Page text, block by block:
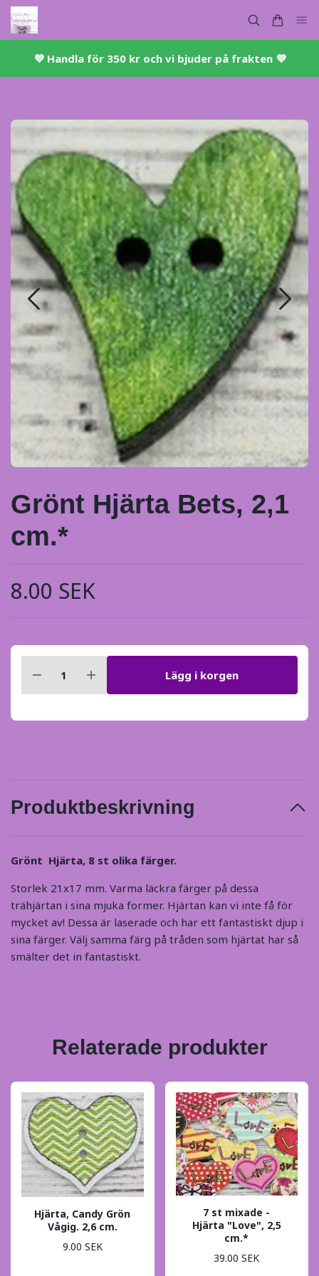
💜 ​Handla för 350 kr och vi bjuder på frakten 💜​
Grönt Hjärta Bets, 2,1
cm.*
8.00 SEK
Lägg i korgen
Produktbeskrivning
Grönt Hjärta, 8 st olika färger.
Storlek 21x17 mm. Varma läckra färger på dessa
trähjärtan i sina mjuka former. Hjärtan kan vi inte få för
mycket av! Dessa är laserade och har ett fantastiskt djup i
sina färger. Välj samma färg på tråden som hjärtat har så
smälter det in fantastiskt.
Relaterade produkter
Hjärta, Candy Grön
Vågig. 2,6 cm.
9.00 SEK
7 st mixade -
Hjärta "Love", 2,5
cm.*
39.00 SEK